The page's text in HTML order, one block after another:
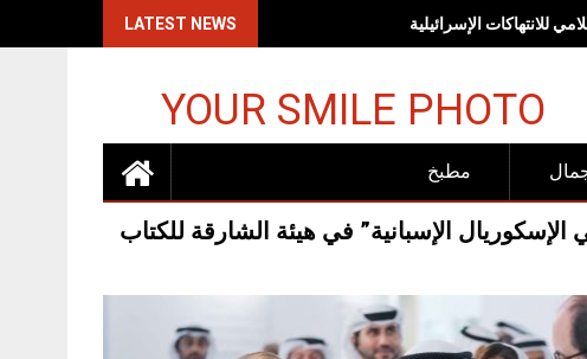
LATEST NEWS للانتهاكات الإسرائيلية
YOUR SMILE PHOTO
مطبخ
الإسبانية” في هيئة الشارقة للكتاب